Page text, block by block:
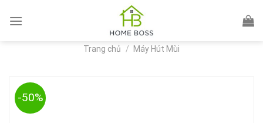
Trang chủ / Máy Hút Mùi
-50%